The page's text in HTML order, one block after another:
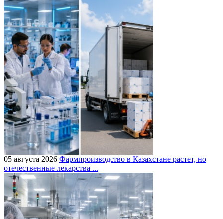
05 августа 2026 Фармпроизводство в Казахстане растет, но
отечественные лекарства ...